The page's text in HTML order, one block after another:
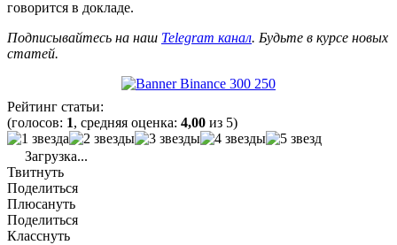
говорится в докладе.
Подписывайтесь на наш Telegram канал. Будьте в курсе новых
статей.
Рейтинг статьи:
(голосов: 1, средняя оценка: 4,00 из 5)
Загрузка...
Твитнуть
Поделиться
Плюсануть
Поделиться
Класснуть